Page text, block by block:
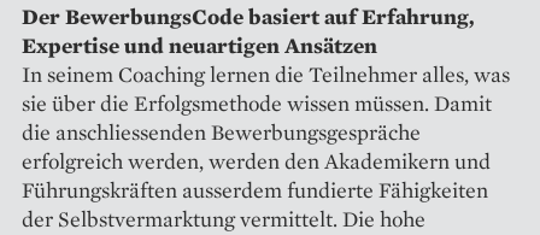
Der BewerbungsCode basiert auf Erfahrung,
Expertise und neuartigen Ansätzen
In seinem Coaching lernen die Teilnehmer alles, was
sie über die Erfolgsmethode wissen müssen. Damit
die anschliessenden Bewerbungsgespräche
erfolgreich werden, werden den Akademikern und
Führungskräften ausserdem fundierte Fähigkeiten
der Selbstvermarktung vermittelt. Die hohe